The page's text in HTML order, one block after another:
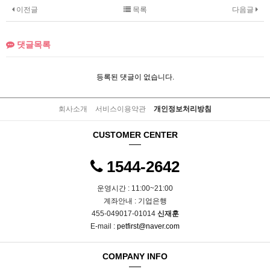
이전글 다음글
목록
댓글목록
등록된 댓글이 없습니다.
회사소개 서비스이용약관 개인정보처리방침
CUSTOMER CENTER
1544-2642
운영시간 : 11:00~21:00
계좌안내 : 기업은행
455-049017-01014 신재훈
E-mail : petfirst@naver.com
COMPANY INFO